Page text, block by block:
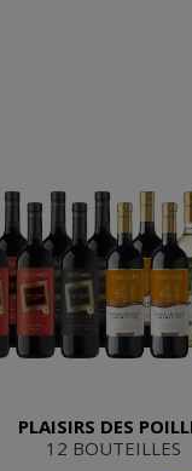
PLAISIRS DES
12 BOUTEILLES